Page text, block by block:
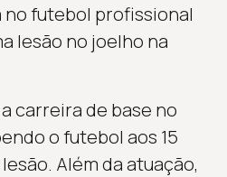
futebol profissional
lesão no joelho na
carreira de base no
o futebol aos 15
Além da atuação,